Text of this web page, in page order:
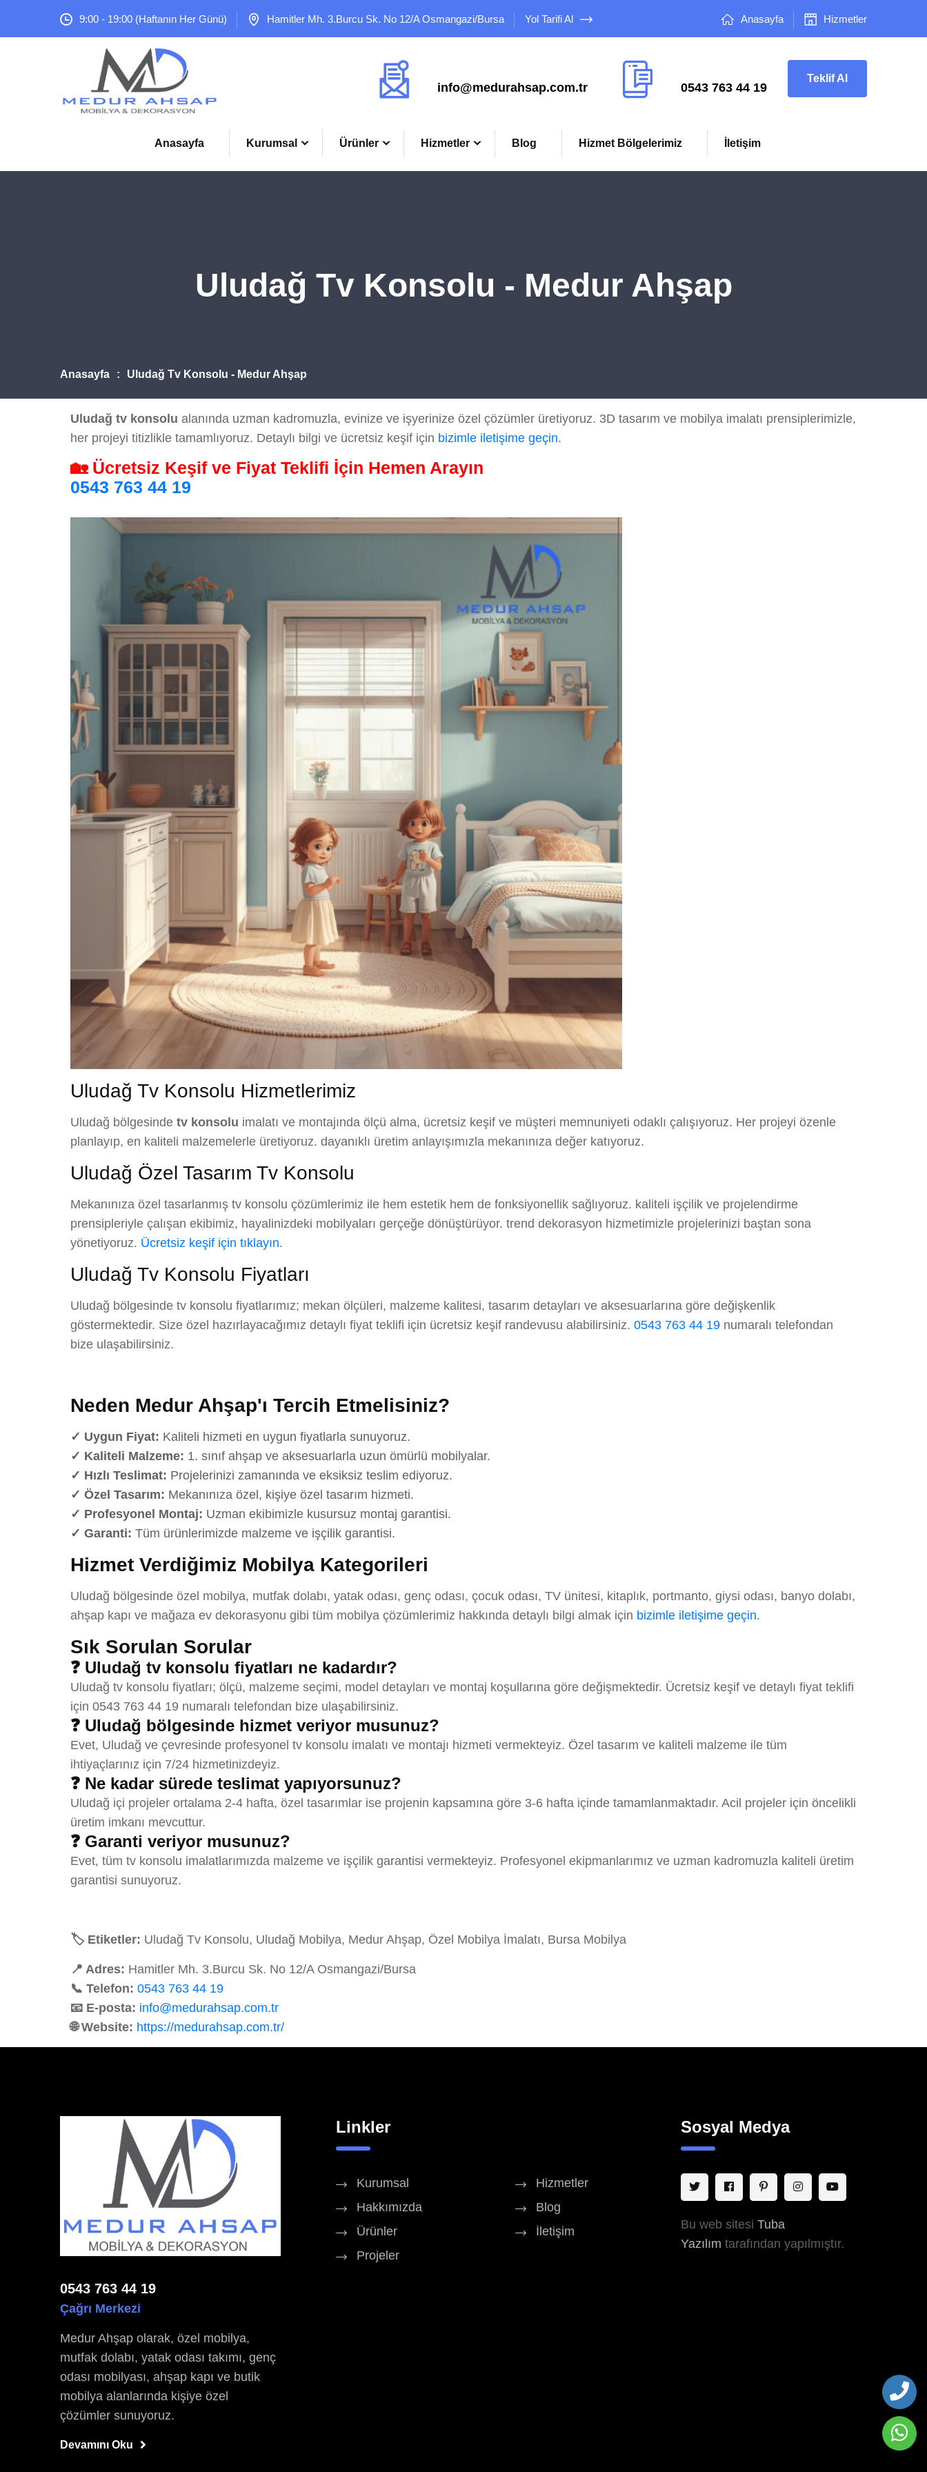
9:00 - 19:00 (Haftanın Her Günü) Hamitler Mh. 3.Burcu Sk. No 12/A Osmangazi/Bursa Yol Tarifi Al Anasayfa Hizmetler
info@medurahsap.com.tr 0543 763 44 19
Teklif Al
Anasayfa Kurumsal Ürünler Hizmetler Blog Hizmet Bölgelerimiz İletişim
Uludağ Tv Konsolu - Medur Ahşap
Anasayfa Uludağ Tv Konsolu - Medur Ahşap
Uludağ tv konsolu alanında uzman kadromuzla, evinize ve işyerinize özel çözümler üretiyoruz. 3D tasarım ve mobilya imalatı prensiplerimizle,
her projeyi titizlikle tamamlıyoruz. Detaylı bilgi ve ücretsiz keşif için bizimle iletişime geçin.
🏡 Ücretsiz Keşif ve Fiyat Teklifi İçin Hemen Arayın
0543 763 44 19
Uludağ Tv Konsolu Hizmetlerimiz
Uludağ bölgesinde tv konsolu imalatı ve montajında ölçü alma, ücretsiz keşif ve müşteri memnuniyeti odaklı çalışıyoruz. Her projeyi özenle
planlayıp, en kaliteli malzemelerle üretiyoruz. dayanıklı üretim anlayışımızla mekanınıza değer katıyoruz.
Uludağ Özel Tasarım Tv Konsolu
Mekanınıza özel tasarlanmış tv konsolu çözümlerimiz ile hem estetik hem de fonksiyonellik sağlıyoruz. kaliteli işçilik ve projelendirme
prensipleriyle çalışan ekibimiz, hayalinizdeki mobilyaları gerçeğe dönüştürüyor. trend dekorasyon hizmetimizle projelerinizi baştan sona
yönetiyoruz. Ücretsiz keşif için tıklayın.
Uludağ Tv Konsolu Fiyatları
Uludağ bölgesinde tv konsolu fiyatlarımız; mekan ölçüleri, malzeme kalitesi, tasarım detayları ve aksesuarlarına göre değişkenlik
göstermektedir. Size özel hazırlayacağımız detaylı fiyat teklifi için ücretsiz keşif randevusu alabilirsiniz. 0543 763 44 19 numaralı telefondan
bize ulaşabilirsiniz.
Neden Medur Ahşap'ı Tercih Etmelisiniz?
✓ Uygun Fiyat: Kaliteli hizmeti en uygun fiyatlarla sunuyoruz.
✓ Kaliteli Malzeme: 1. sınıf ahşap ve aksesuarlarla uzun ömürlü mobilyalar.
✓ Hızlı Teslimat: Projelerinizi zamanında ve eksiksiz teslim ediyoruz.
✓ Özel Tasarım: Mekanınıza özel, kişiye özel tasarım hizmeti.
✓ Profesyonel Montaj: Uzman ekibimizle kusursuz montaj garantisi.
✓ Garanti: Tüm ürünlerimizde malzeme ve işçilik garantisi.
Hizmet Verdiğimiz Mobilya Kategorileri
Uludağ bölgesinde özel mobilya, mutfak dolabı, yatak odası, genç odası, çocuk odası, TV ünitesi, kitaplık, portmanto, giysi odası, banyo dolabı,
ahşap kapı ve mağaza ev dekorasyonu gibi tüm mobilya çözümlerimiz hakkında detaylı bilgi almak için bizimle iletişime geçin.
Sık Sorulan Sorular
❓ Uludağ tv konsolu fiyatları ne kadardır?
Uludağ tv konsolu fiyatları; ölçü, malzeme seçimi, model detayları ve montaj koşullarına göre değişmektedir. Ücretsiz keşif ve detaylı fiyat teklifi
için 0543 763 44 19 numaralı telefondan bize ulaşabilirsiniz.
❓ Uludağ bölgesinde hizmet veriyor musunuz?
Evet, Uludağ ve çevresinde profesyonel tv konsolu imalatı ve montajı hizmeti vermekteyiz. Özel tasarım ve kaliteli malzeme ile tüm
ihtiyaçlarınız için 7/24 hizmetinizdeyiz.
❓ Ne kadar sürede teslimat yapıyorsunuz?
Uludağ içi projeler ortalama 2-4 hafta, özel tasarımlar ise projenin kapsamına göre 3-6 hafta içinde tamamlanmaktadır. Acil projeler için öncelikli
üretim imkanı mevcuttur.
❓ Garanti veriyor musunuz?
Evet, tüm tv konsolu imalatlarımızda malzeme ve işçilik garantisi vermekteyiz. Profesyonel ekipmanlarımız ve uzman kadromuzla kaliteli üretim
garantisi sunuyoruz.
🏷️ Etiketler: Uludağ Tv Konsolu, Uludağ Mobilya, Medur Ahşap, Özel Mobilya İmalatı, Bursa Mobilya
📍 Adres: Hamitler Mh. 3.Burcu Sk. No 12/A Osmangazi/Bursa
📞 Telefon: 0543 763 44 19
📧 E-posta: info@medurahsap.com.tr
🌐 Website: https://medurahsap.com.tr/
0543 763 44 19
Çağrı Merkezi
Medur Ahşap olarak, özel mobilya,
mutfak dolabı, yatak odası takımı, genç
odası mobilyası, ahşap kapı ve butik
mobilya alanlarında kişiye özel
çözümler sunuyoruz.
Devamını Oku
Linkler
Kurumsal
Hakkımızda
Ürünler
Projeler
Hizmetler
Blog
İletişim
Sosyal Medya
Bu web sitesi Tuba
Yazılım tarafından yapılmıştır.